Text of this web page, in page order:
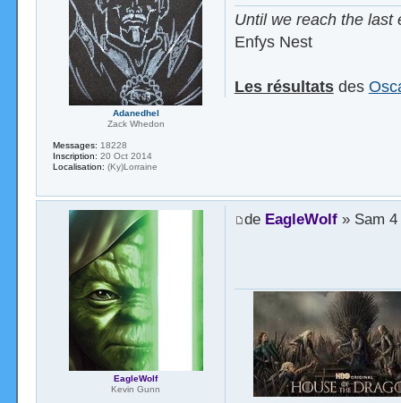
Until we reach the last
Enfys Nest
Les résultatsdes
Adanedhel
Zack Whedon
Messages: 18228
Inscription: 20 Oct 2014
Localisation: (Ky)Lorraine
de EagleWolf» Sam 4
EagleWolf
Kevin Gunn